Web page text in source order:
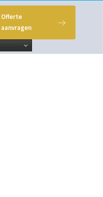
Offerte
aanvragen